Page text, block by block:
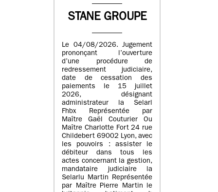
STANE GROUPE
Le 04/08/2026. Jugement
prononçant l’ouverture
d’une procédure de
redressement judiciaire,
date de cessation des
paiements le 15 juillet
2026, désignant
administrateur la Selarl
Fhbx Représentée par
Maître Gaël Couturier Ou
Maître Charlotte Fort 24 rue
Childebert 69002 Lyon, avec
les pouvoirs : assister le
débiteur dans tous les
actes concernant la gestion,
mandataire judiciaire la
Selarlu Martin Représentée
par Maître Pierre Martin le